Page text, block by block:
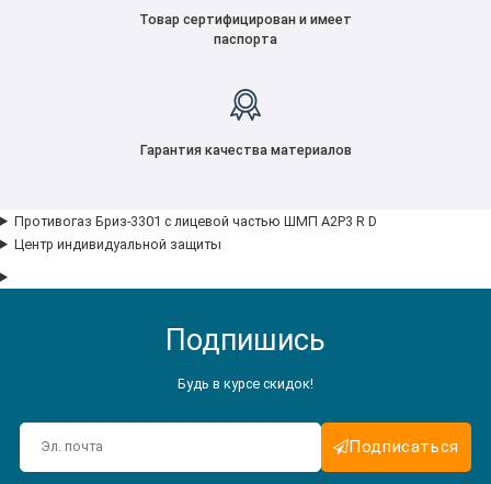
Товар сертифицирован и имеет
паспорта
Гарантия качества материалов
Противогаз Бриз-3301 с лицевой частью ШМП А2P3 R D
Центр индивидуальной защиты
Подпишись
Будь в курсе скидок!
Подписаться